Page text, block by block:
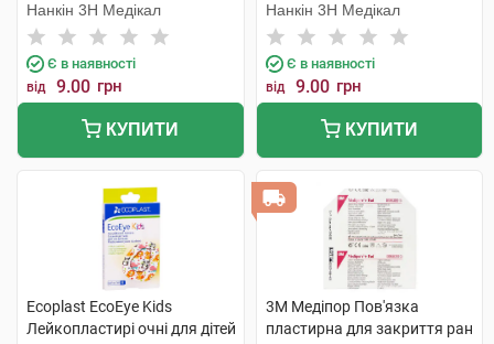
Нанкін 3H Медікал
Є в наявності
від 9.00 грн
КУПИТИ
Нанкін 3H Медікал
Є в наявності
від 9.00 грн
КУПИТИ
Ecoplast EcoEye Kids
Лейкопластирі очні для дітей
3M Медіпор Пов'язка
пластирна для закриття ран